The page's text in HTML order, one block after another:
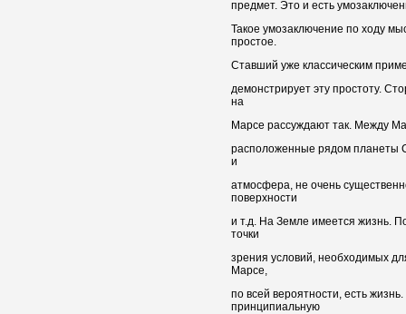
предмет. Это и есть
Такое умозаключение по ходу
простое.
Ставший уже классическим
демонстрирует эту простоту.
на
Марсе рассуждают так. Между
расположенные рядом планеты
и
атмосфера, не очень
поверхности
и т.д. На Земле имеется жизнь.
точки
зрения условий, необходимых
Марсе,
по всей вероятности, есть
принципиальную